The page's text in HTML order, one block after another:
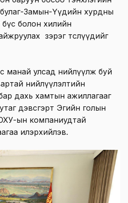
Замын-Үүдийн хурдны
бүс болон хилийн
зэрэг төслүүдийг
манай улсад нийлүүлж буй
нийлүүлэлтийн
дахь хамтын ажиллагааг
дэвсгэрт Эгийн голын
ОХУ-ын компаниудтай
илэрхийлэв.